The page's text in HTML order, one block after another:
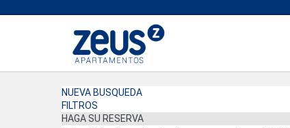
NUEVA BUSQUEDA
FILTROS
HAGA SU RESERVA